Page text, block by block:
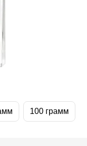
100 грамм